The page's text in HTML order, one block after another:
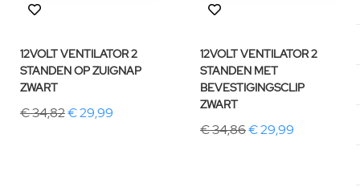
12VOLT VENTILATOR 2
STANDEN OP ZUIGNAP
ZWART
€ 34,82€ 29,99
12VOLT VENTILATOR 2
STANDEN MET
BEVESTIGINGSCLIP
ZWART
€ 34,86€ 29,99